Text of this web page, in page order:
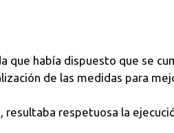
que había dispuesto que se
de las medidas para
respetuosa la